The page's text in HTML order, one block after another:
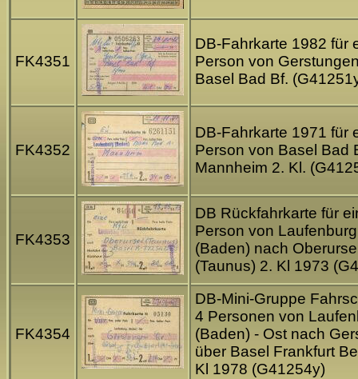
FK4351
DB-Fahrkarte 1982 für
Person von
Basel Bad Bf.
FK4352
DB-Fahrkarte 1971 für
Person von Basel Bad
Mannheim 2. Kl.
FK4353
DB Rückfahrkarte für
Person von Laufenburg
(Baden) nach
(Taunus) 2. Kl 1973
FK4354
DB-Mini-Gruppe
4 Personen von
(Baden) - Ost nach
über Basel Frankfurt
Kl 1978 (G41254y)